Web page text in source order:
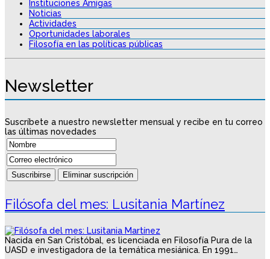
Instituciones Amigas
Noticias
Actividades
Oportunidades laborales
Filosofía en las políticas públicas
Newsletter
Suscríbete a nuestro newsletter mensual y recibe en tu correo
las últimas novedades
Filósofa del mes: Lusitania Martínez
Nacida en San Cristóbal, es licenciada en Filosofía Pura de la
UASD e investigadora de la temática mesiánica. En 1991…